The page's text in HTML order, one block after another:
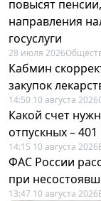
повысят
направления
госуслуги
28 июля 2026
Кабмин
закупок
14:50 10 августа 2026
Какой счет
отпускных –
14:15 10 августа 2026
ФАС России
при
13:47 10 августа 2026